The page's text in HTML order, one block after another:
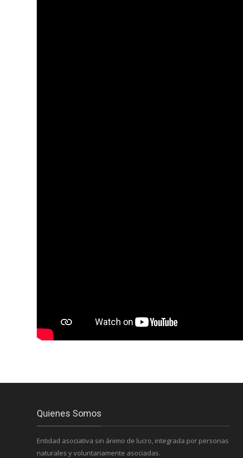
Quienes Somos
Entidad asociativa sin ánimo de lucro, integrada por personas
naturales y voluntariamente asociadas.